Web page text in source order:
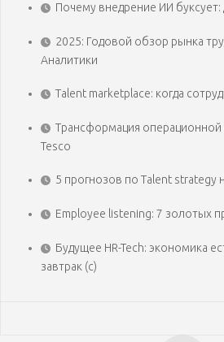
Почему внедрение ИИ
2025: Годовой обзор рынка
Аналитики
Talent marketplace: когда
Трансформация операционной
Tesco
5 прогнозов по Talent strategy
Employee listening: 7 золотых
Будущее HR-Tech: экономика
завтрак (с)